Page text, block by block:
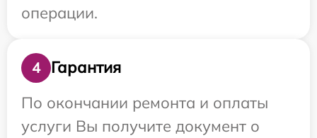
операции.
4
Гарантия
По окончании ремонта и оплаты
услуги Вы получите документ о